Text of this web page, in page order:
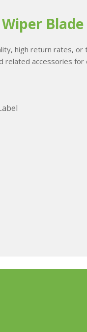
Blade
high return rates, or
related accessories